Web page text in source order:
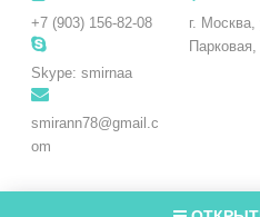
г.
+7 (903) 156-82-08
Skype: smirnaa
smirann78@gmail.c
om